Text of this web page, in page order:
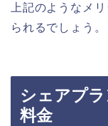
上記のようなメ
られるでしょう。
シェアプ
料金